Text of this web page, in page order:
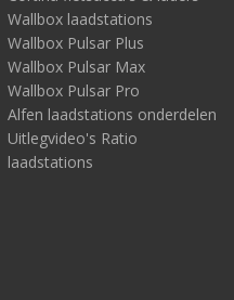
Wallbox laadstations
Wallbox Pulsar Plus
Wallbox Pulsar Max
Wallbox Pulsar Pro
Alfen laadstations onderdelen
Uitlegvideo's Ratio
laadstations